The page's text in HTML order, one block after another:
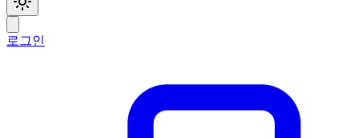
로그인